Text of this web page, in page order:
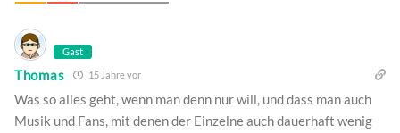
Gast
Thomas 15 Jahre vor
Was so alles geht, wenn man denn nur will, und dass man auch
Musik und Fans, mit denen der Einzelne auch dauerhaft wenig